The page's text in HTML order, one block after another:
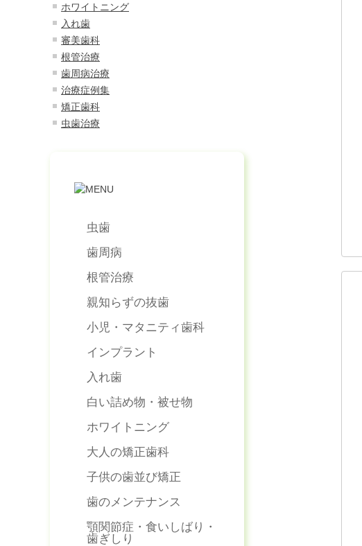
ホワイトニング
入れ歯
審美歯科
根管治療
歯周病治療
治療症例集
矯正歯科
虫歯治療
虫歯
歯周病
根管治療
親知らずの抜歯
小児・マタニティ歯科
インプラント
入れ歯
白い詰め物・被せ物
ホワイトニング
大人の矯正歯科
子供の歯並び矯正
歯のメンテナンス
顎関節症・食いしばり・
歯ぎしり